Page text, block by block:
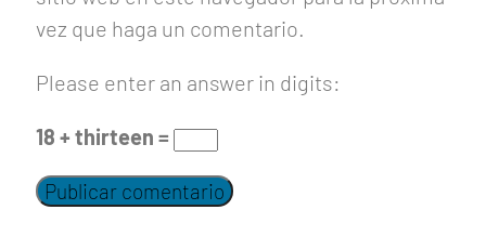
vez que haga un comentario.
Please enter an answer in digits:
18 + thirteen =